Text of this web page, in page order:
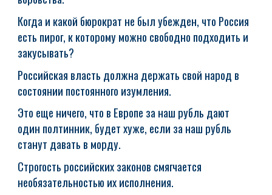
Когда и какой бюрократ не был убежден, что Россия
есть пирог, к которому можно свободно подходить и
закусывать?
Российская власть должна держать свой народ в
состоянии постоянного изумления.
Это еще ничего, что в Европе за наш рубль дают
один полтинник, будет хуже, если за наш рубль
станут давать в морду.
Строгость российских законов смягчается
необязательностью их исполнения.